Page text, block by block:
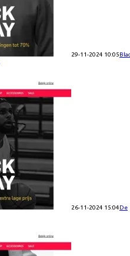
29-11-2024 10:05
26-11-2024 15:04De